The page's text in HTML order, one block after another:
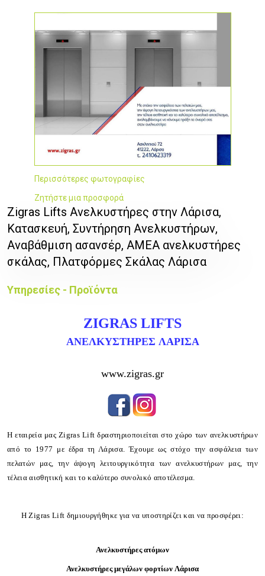
Περισσότερες φωτογραφίες
Ζητήστε μια προσφορά
Zigras Lifts Ανελκυστήρες στην Λάρισα,
Κατασκευή, Συντήρηση Ανελκυστήρων,
Αναβάθμιση ασανσέρ, ΑΜΕΑ ανελκυστήρες
σκάλας, Πλατφόρμες Σκάλας Λάρισα
Υπηρεσίες - Προϊόντα
ZIGRAS LIFTS
ΑΝΕΛΚΥΣΤΗΡΕΣ ΛΑΡΙΣΑ
www.zigras.gr
H εταιρεία μας Zigras Lift δραστηριοποιείται στο χώρο των ανελκυστήρων
από το 1977 με έδρα τη Λάρισα. Έχουμε ως στόχο την ασφάλεια των
πελατών μας, την άψογη λειτουργικότητα των ανελκυστήρων μας, την
τέλεια αισθητική και το καλύτερο συνολικό αποτέλεσμα.
Η Zigras Lift δημιουργήθηκε για να υποστηρίζει και να προσφέρει:
Ανελκυστήρες ατόμων
Ανελκυστήρες μεγάλων φορτίων Λάρισα